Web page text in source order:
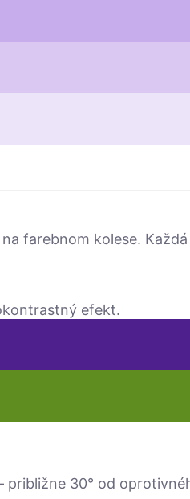
farebnom kolese.
efekt.
30° od